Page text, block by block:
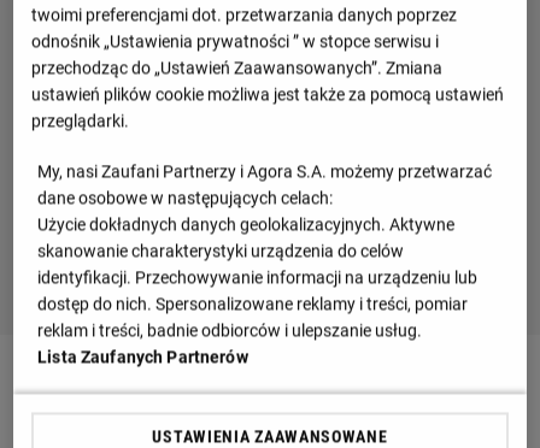
Najciekawsze wiadomości
twoimi preferencjami dot. przetwarzania danych poprzez
odnośnik „Ustawienia prywatności ” w stopce serwisu i
przechodząc do „Ustawień Zaawansowanych”. Zmiana
ustawień plików cookie możliwa jest także za pomocą ustawień
przeglądarki.
My, nasi Zaufani Partnerzy i Agora S.A. możemy przetwarzać
dane osobowe w następujących celach:
Użycie dokładnych danych geolokalizacyjnych. Aktywne
skanowanie charakterystyki urządzenia do celów
identyfikacji. Przechowywanie informacji na urządzeniu lub
dostęp do nich. Spersonalizowane reklamy i treści, pomiar
reklam i treści, badnie odbiorców i ulepszanie usług.
Lista Zaufanych Partnerów
USTAWIENIA ZAAWANSOWANE